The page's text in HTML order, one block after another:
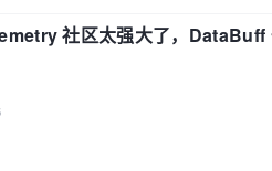
社区太强大了，DataBuff